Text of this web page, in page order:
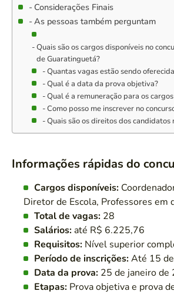
Considerações Finais
As pessoas também perguntam
Quais são os cargos disponíveis no
de Guaratinguetá?
Quantas vagas estão sendo
Qual é a data da prova objetiva?
Qual é a remuneração para os
Como posso me inscrever no
Quais são os direitos dos candidatos
Informações rápidas do
Cargos disponíveis:
Diretor de Escola, Professores em
Total de vagas: 28
Salários: até R$ 6.225,76
Requisitos: Nível superior
Período de inscrições:Até 15
Data da prova: 25 de janeiro de
Etapas: Prova objetiva e prova